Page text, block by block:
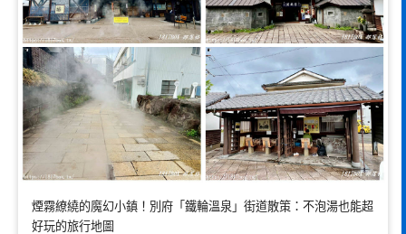
煙霧繚繞的魔幻小鎮！別府「鐵輪溫泉」街道散策：不泡湯也能超
好玩的旅行地圖